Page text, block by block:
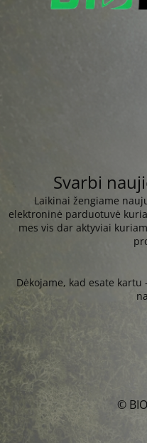
Svarbi
Laikinai žengiame
elektroninė parduotuvė
mes vis dar aktyviai
Dėkojame, kad esate
©